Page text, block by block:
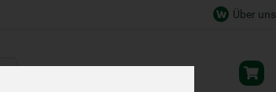
Über uns